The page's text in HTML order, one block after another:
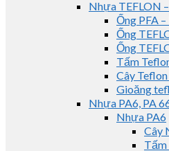
Nhựa TEFLON
Ống PFA
Ống
Ống
Tấm
Cây
Gioăng
Nhựa PA6, PA
Nhựa PA6
Cây
Tấm